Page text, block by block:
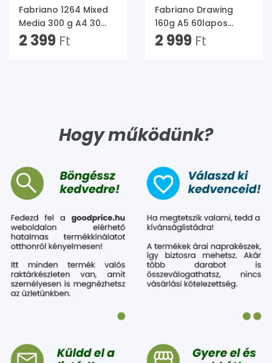
Fabriano 1264 Mixed
Media 300 g A4 30
lap spirál rajz- és
2 399 Ft
Fabriano Drawing
160g A5 60lapos
rajztömb
2 999 Ft
Hogy működünk?